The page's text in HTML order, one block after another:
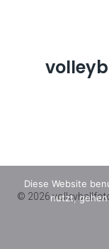
© 2026
Diese Website
nutzt,